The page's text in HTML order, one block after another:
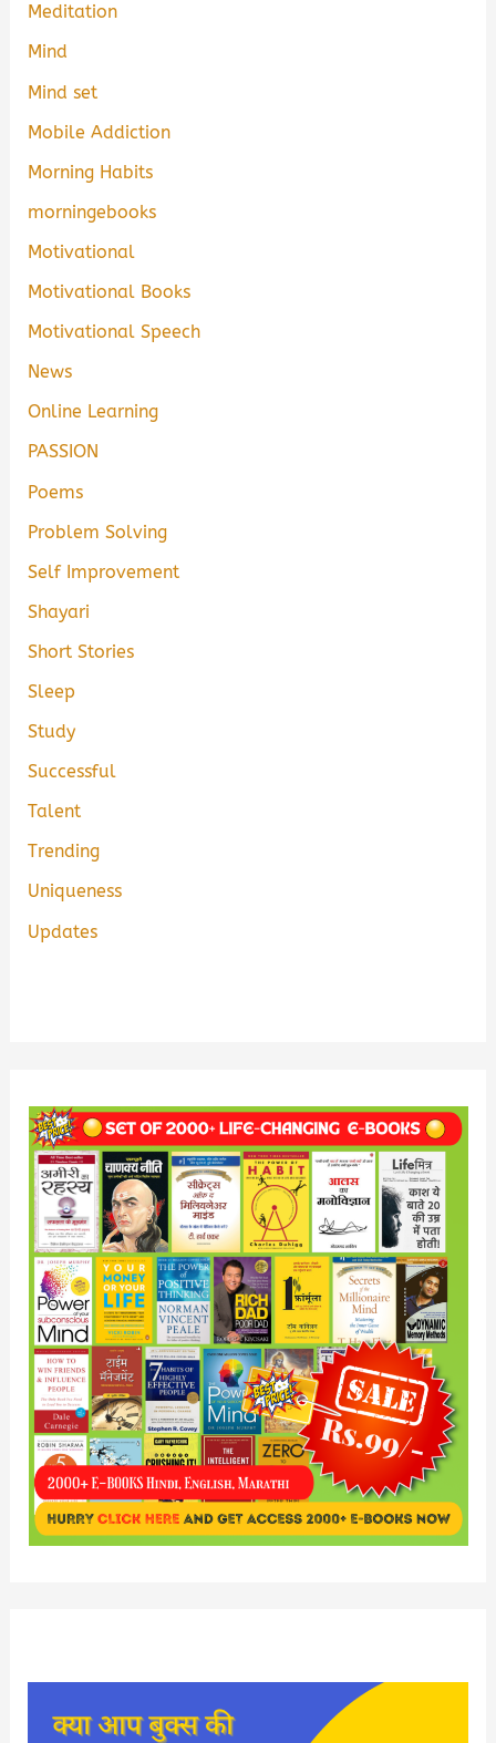
Meditation
Mind
Mind set
Mobile Addiction
Morning Habits
morningebooks
Motivational
Motivational Books
Motivational Speech
News
Online Learning
PASSION
Poems
Problem Solving
Self Improvement
Shayari
Short Stories
Sleep
Study
Successful
Talent
Trending
Uniqueness
Updates